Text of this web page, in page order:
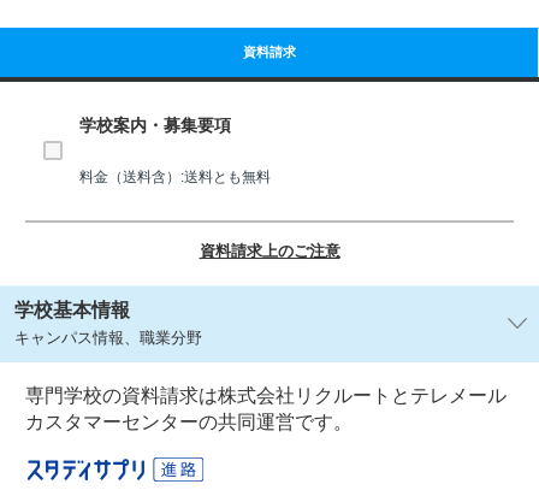
資料請求
学校案内・募集要項
料金（送料含）:送料とも無料
資料請求上のご注意
学校基本情報
キャンパス情報、職業分野
専門学校の資料請求は株式会社リクルートとテレメール
カスタマーセンターの共同運営です。